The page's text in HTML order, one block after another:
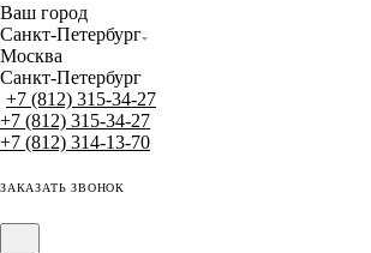
Ваш город
Санкт-Петербург
Москва
Санкт-Петербург
+7 (812) 315-34-27
+7 (812) 315-34-27
+7 (812) 314-13-70
ЗАКАЗАТЬ ЗВОНОК